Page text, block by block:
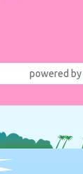
powered by